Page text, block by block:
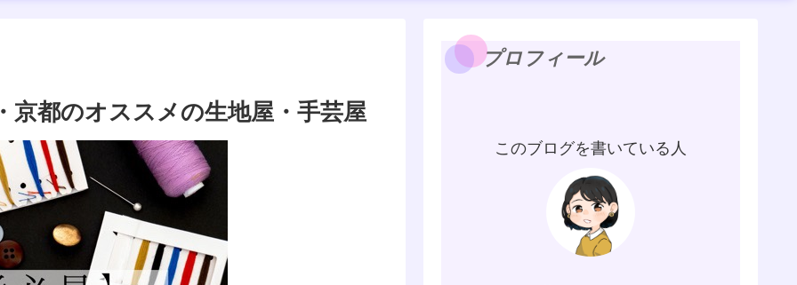
京都のオススメの生地屋・手芸屋
プロフィール
このブログを書いている人